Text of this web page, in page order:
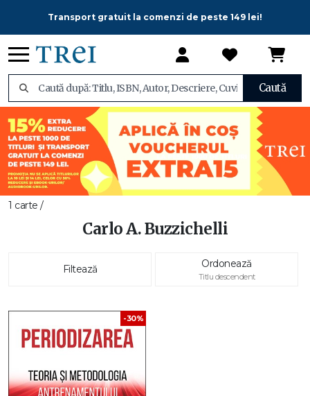
Transport gratuit la comenzi de peste 149 lei!
Caută
1 carte /
Carlo A. Buzzichelli
Filtează Ordonează
Titlu descendent
-30%